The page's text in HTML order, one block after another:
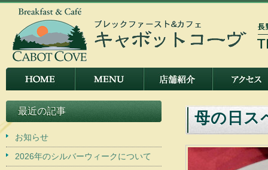
母の日ス
最近の記事
お知らせ
2026年のシルバーウィークについて